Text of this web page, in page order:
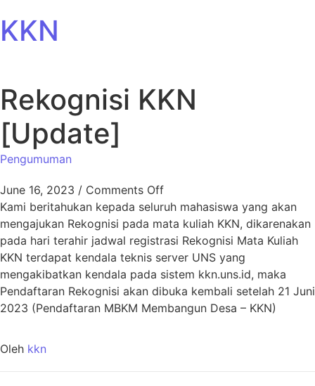
KKN
Rekognisi KKN
[Update]
Pengumuman
June 16, 2023 / Comments Offon Rekognisi KKN [Update]
Kami beritahukan kepada seluruh mahasiswa yang akan
mengajukan Rekognisi pada mata kuliah KKN, dikarenakan
pada hari terahir jadwal registrasi Rekognisi Mata Kuliah
KKN terdapat kendala teknis server UNS yang
mengakibatkan kendala pada sistem kkn.uns.id, maka
Pendaftaran Rekognisi akan dibuka kembali setelah 21 Juni
2023 (Pendaftaran MBKM Membangun Desa – KKN)
Oleh kkn